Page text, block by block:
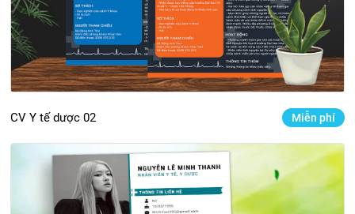
CV Y tế dược 02 Miễn phí